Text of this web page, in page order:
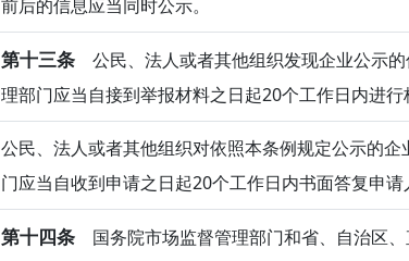
前后的信息应当同时公示。
第十三条 公民、法人或者其他组织发现企业公示
理部门应当自接到举报材料之日起20个工作日内进
公民、法人或者其他组织对依照本条例规定公示的
门应当自收到申请之日起20个工作日内书面答复申请
第十四条 国务院市场监督管理部门和省、自治区